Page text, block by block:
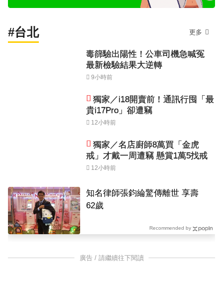
#台北 更多
毒篩驗出陽性！公車司機急喊冤
最新檢驗結果大逆轉
9小時前
獨家／i18開賣前！通訊行囤「最
貴i17Pro」卻遭竊
12小時前
獨家／名店廚師8萬買「金虎
戒」才戴一周遭竊 懸賞1萬5找戒
12小時前
知名律師張鈞綸驚傳離世 享壽
62歲
Recommended by
廣告 / 請繼續往下閱讀